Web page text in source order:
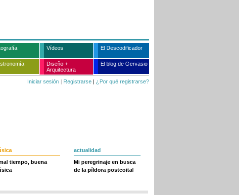
Vídeos El Descodificador
Diseño +
Arquitectura
El blog de Gervasio
Iniciar sesión | Registrarse | ¿Por qué registrarse?
tiempo, buena
actualidad
Mi peregrinaje en busca
de la píldora postcoital